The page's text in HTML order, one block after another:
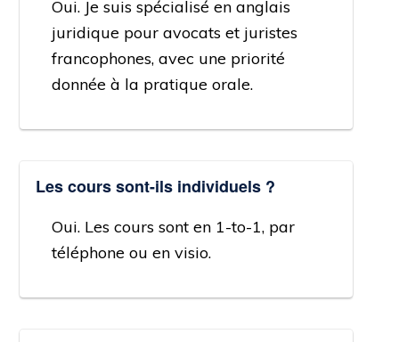
Oui. Je suis spécialisé en anglais
juridique pour avocats et juristes
francophones, avec une priorité
donnée à la pratique orale.
Les cours sont-ils individuels ?
Oui. Les cours sont en 1-to-1, par
téléphone ou en visio.